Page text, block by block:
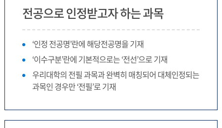
전공으로 인정받고자 하는 과목
‘인정 전공명’란에 해당전공명을 기재
‘이수구분’란에 기본적으로는 ‘전선’으로 기재
우리대학의 전필 과목과 완벽히 매칭되어 대체인정되는
과목인 경우만 ‘전필’로 기재